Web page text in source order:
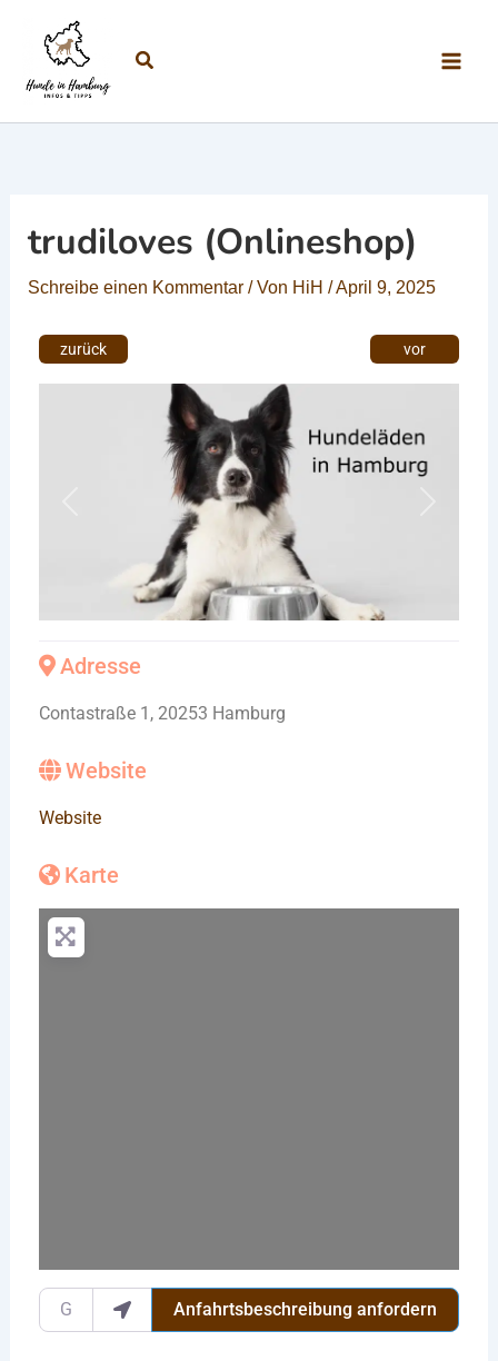
Suchen
trudiloves (Onlineshop)
Schreibe einen Kommentar / Von HiH /April 9, 2025
Adresse
Contastraße 1, 20253 Hamburg
Website
Website
Karte
Gib deinen Standort ein.Anfahrtsbeschreibung anfordern